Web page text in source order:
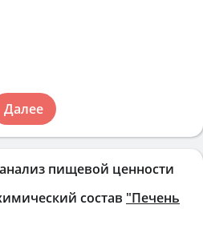
пищевой ценности
состав "Печень
Далее